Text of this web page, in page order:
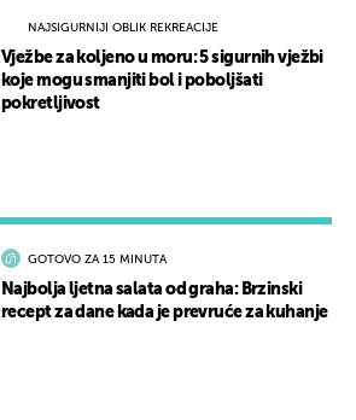
GOTOVO ZA 15 MINUTA
Najbolja ljetna salata od graha: Brzinski
recept za dane kada je prevruće za kuhanje
NAJSIGURNIJI OBLIK REKREACIJE
Vježbe za koljeno u moru: 5 sigurnih vježbi
koje mogu smanjiti bol i poboljšati
pokretljivost